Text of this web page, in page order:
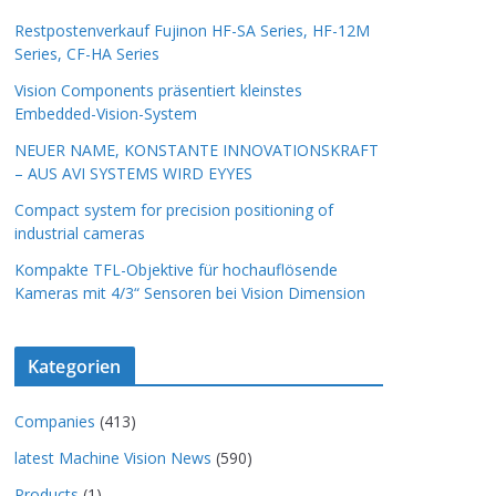
Restpostenverkauf Fujinon HF-SA Series, HF-12M
Series, CF-HA Series
Vision Components präsentiert kleinstes
Embedded-Vision-System
NEUER NAME, KONSTANTE INNOVATIONSKRAFT
– AUS AVI SYSTEMS WIRD EYYES
Compact system for precision positioning of
industrial cameras
Kompakte TFL-Objektive für hochauflösende
Kameras mit 4/3“ Sensoren bei Vision Dimension
Kategorien
Companies (413)
latest Machine Vision News (590)